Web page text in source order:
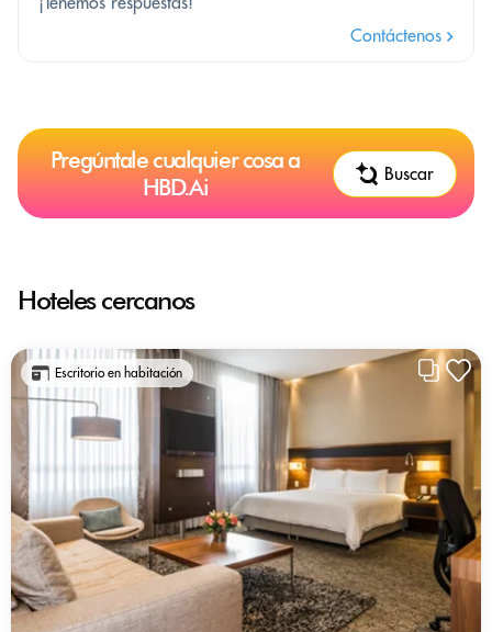
Contáctenos
Pregúntale cualquier cosa a
HBD.Ai
Buscar
Hoteles cercanos
Escritorio en habitación